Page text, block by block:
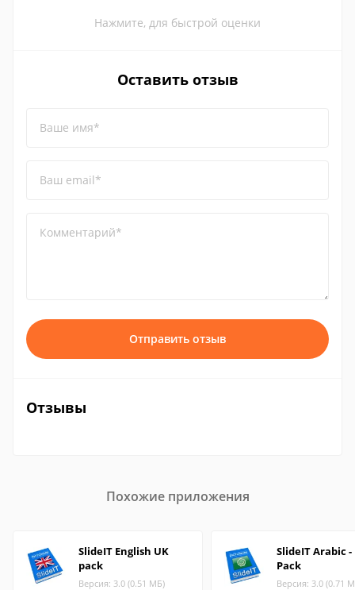
Нажмите, для быстрой оценки
Оставить отзыв
Ваше имя*
Ваш email*
Комментарий*
Отправить отзыв
Отзывы
Похожие приложения
SlideIT English UK
pack
Версия: 3.0 (0.51 МБ)
SlideIT Arabic -
Pack
Версия: 3.0 (0.71